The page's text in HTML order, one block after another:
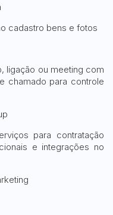
cadastro bens e fotos
ligação ou meeting com
chamado para controle
para contratação
e integrações no